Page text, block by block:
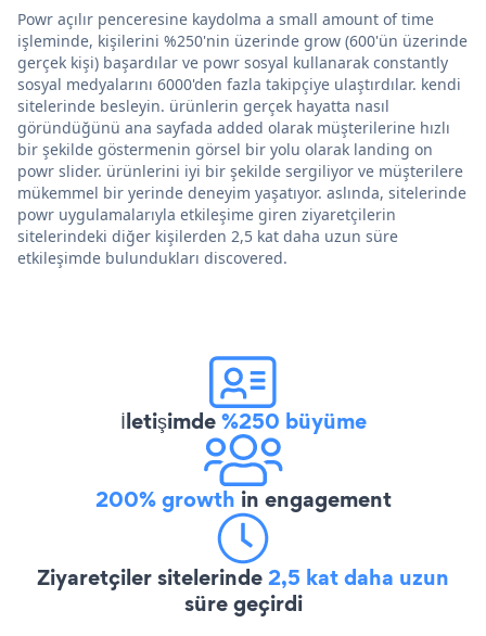
Powr açılır penceresine kaydolma a small amount of time
işleminde, kişilerini %250'nin üzerinde grow (600'ün üzerinde
gerçek kişi) başardılar ve powr sosyal kullanarak constantly
sosyal medyalarını 6000'den fazla takipçiye ulaştırdılar. kendi
sitelerinde besleyin. ürünlerin gerçek hayatta nasıl
göründüğünü ana sayfada added olarak müşterilerine hızlı
bir şekilde göstermenin görsel bir yolu olarak landing on
powr slider. ürünlerini iyi bir şekilde sergiliyor ve müşterilere
mükemmel bir yerinde deneyim yaşatıyor. aslında, sitelerinde
powr uygulamalarıyla etkileşime giren ziyaretçilerin
sitelerindeki diğer kişilerden 2,5 kat daha uzun süre
etkileşimde bulundukları discovered.
İletişimde%250 büyüme
200% growth in engagement
Ziyaretçiler sitelerinde2,5 kat daha uzun
süre geçirdi